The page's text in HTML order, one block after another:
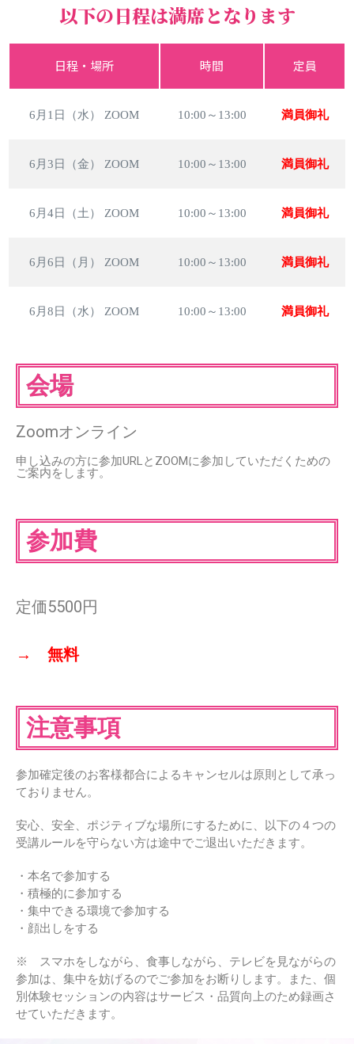
以下の日程は満席となります
日程・場所 時間 定員
6月1日（水） ZOOM 10:00～13:00 満員御礼
6月3日（金） ZOOM 10:00～13:00 満員御礼
6月4日（土） ZOOM 10:00～13:00 満員御礼
6月6日（月） ZOOM 10:00～13:00 満員御礼
6月8日（水） ZOOM 10:00～13:00 満員御礼
会場
Zoomオンライン
申し込みの方に参加URLとZOOMに参加していただくための
ご案内をします。
参加費
定価5500円
→ 無料
注意事項
参加確定後のお客様都合によるキャンセルは原則として承っ
ておりません。
安⼼、安全、ポジティブな場所にするために、以下の４つの
受講ルールを守らない方は途中でご退出いただきます。
・本名で参加する
・積極的に参加する
・集中できる環境で参加する
・顔出しをする
※ スマホをしながら、⾷事しながら、テレビを⾒ながらの
参加は、集中を妨げるのでご参加をお断りします。また、個
別体験セッションの内容はサービス・品質向上のため録画さ
せていただきます。